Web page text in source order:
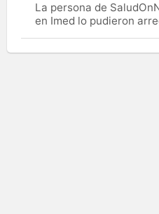
La persona de
en Imed lo pudieron